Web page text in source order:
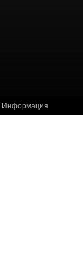
Информация